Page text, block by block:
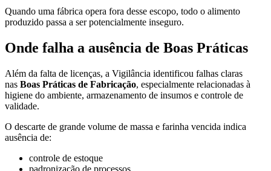
Quando uma fábrica opera fora desse escopo, todo o alimento
produzido passa a ser potencialmente inseguro.
Onde falha a ausência de Boas Práticas
Além da falta de licenças, a Vigilância identificou falhas claras
nas Boas Práticas de Fabricação, especialmente relacionadas à
higiene do ambiente, armazenamento de insumos e controle de
validade.
O descarte de grande volume de massa e farinha vencida indica
ausência de:
controle de estoque
padronização de processos